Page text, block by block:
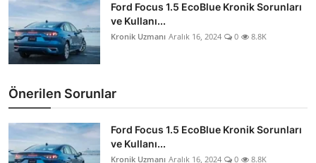
Ford Focus 1.5 EcoBlue Kronik Sorunları
ve Kullanı...
Kronik Uzmanı Aralık 16, 2024 0 8.8K
Önerilen Sorunlar
Ford Focus 1.5 EcoBlue Kronik Sorunları
ve Kullanı...
Kronik Uzmanı Aralık 16, 2024 0 8.8K